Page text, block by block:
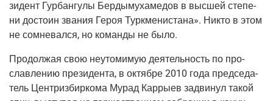
зи­дент Гур­бан­гу­лы Бер­ды­му­ха­ме­дов в выс­шей сте­пе­
ни досто­ин зва­ния Героя Турк­ме­ни­ста­на». Никто в этом
не сомне­вал­ся, но коман­ды не было.
Про­дол­жая свою неуто­ми­мую дея­тель­ность по про­
слав­ле­нию пре­зи­ден­та, в октяб­ре 2010 года пред­се­да­
тель Цен­триз­бир­ко­ма Мурад Кар­ры­ев задви­нул такой